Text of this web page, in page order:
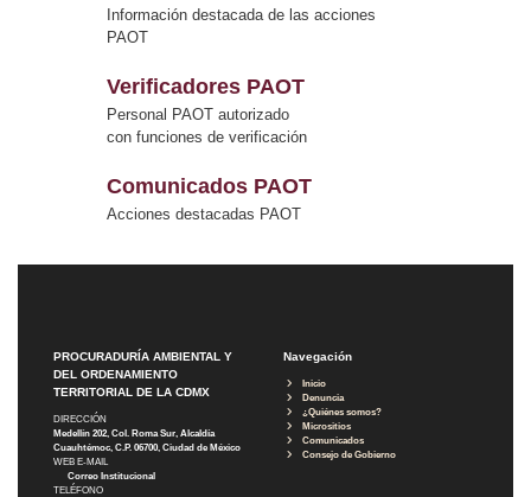
Información destacada de las acciones
PAOT
Verificadores PAOT
Personal PAOT autorizado
con funciones de verificación
Comunicados PAOT
Acciones destacadas PAOT
PROCURADURÍA AMBIENTAL Y
DEL ORDENAMIENTO
TERRITORIAL DE LA CDMX
DIRECCIÓN
Medellín 202, Col. Roma Sur, Alcaldía
Cuauhtémoc, C.P. 06700, Ciudad de México
WEB E-MAIL
Correo Institucional
TELÉFONO
Navegación
Inicio
Denuncia
¿Quiénes somos?
Micrositios
Comunicados
Consejo de Gobierno